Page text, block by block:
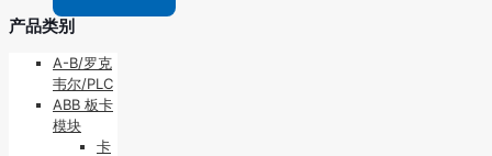
产品类别
A-B/罗克
韦尔/PLC
ABB 板卡
模块
卡